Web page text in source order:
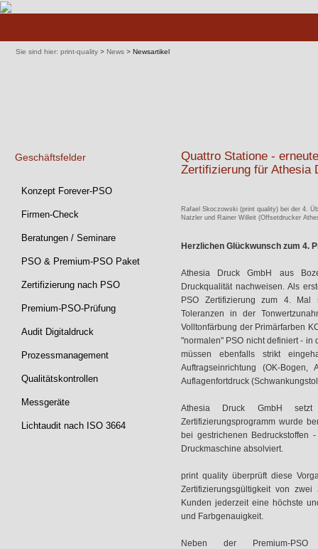
Sie sind hier: print-quality > News > Newsartikel
Quattro Statione -
Zertifizierung für Athesia
Rafael Skoczowski (print quality) bei der 4.
Natzler und Rainer Willeit (Offsetdrucker
Herzlichen Glückwunsch zum 4.
Athesia Druck GmbH aus
Druckqualität nachweisen. Als
PSO Zertifizierung zum 4. Mal
Toleranzen in der
Volltonfärbung der Primärfarben
"normalen" PSO nicht definiert - in
müssen ebenfalls strikt
Auftragseinrichtung (OK-
Auflagenfortdruck
Athesia Druck GmbH
Zertifizierungsprogramm wurde
bei gestrichenen Bedruckstoffen
Druckmaschine absolviert.
print quality überprüft diese
Zertifizierungsgültigkeit von
Kunden jederzeit eine höchste
und Farbgenauigkeit.
Neben der Premium-
Geschäftsfelder
Navigation
überspringen
Konzept Forever-PSO
Firmen-Check
Beratungen / Seminare
PSO & Premium-PSO Paket
Zertifizierung nach PSO
Premium-PSO-Prüfung
Audit Digitaldruck
Prozessmanagement
Qualitätskontrollen
Messgeräte
Lichtaudit nach ISO 3664